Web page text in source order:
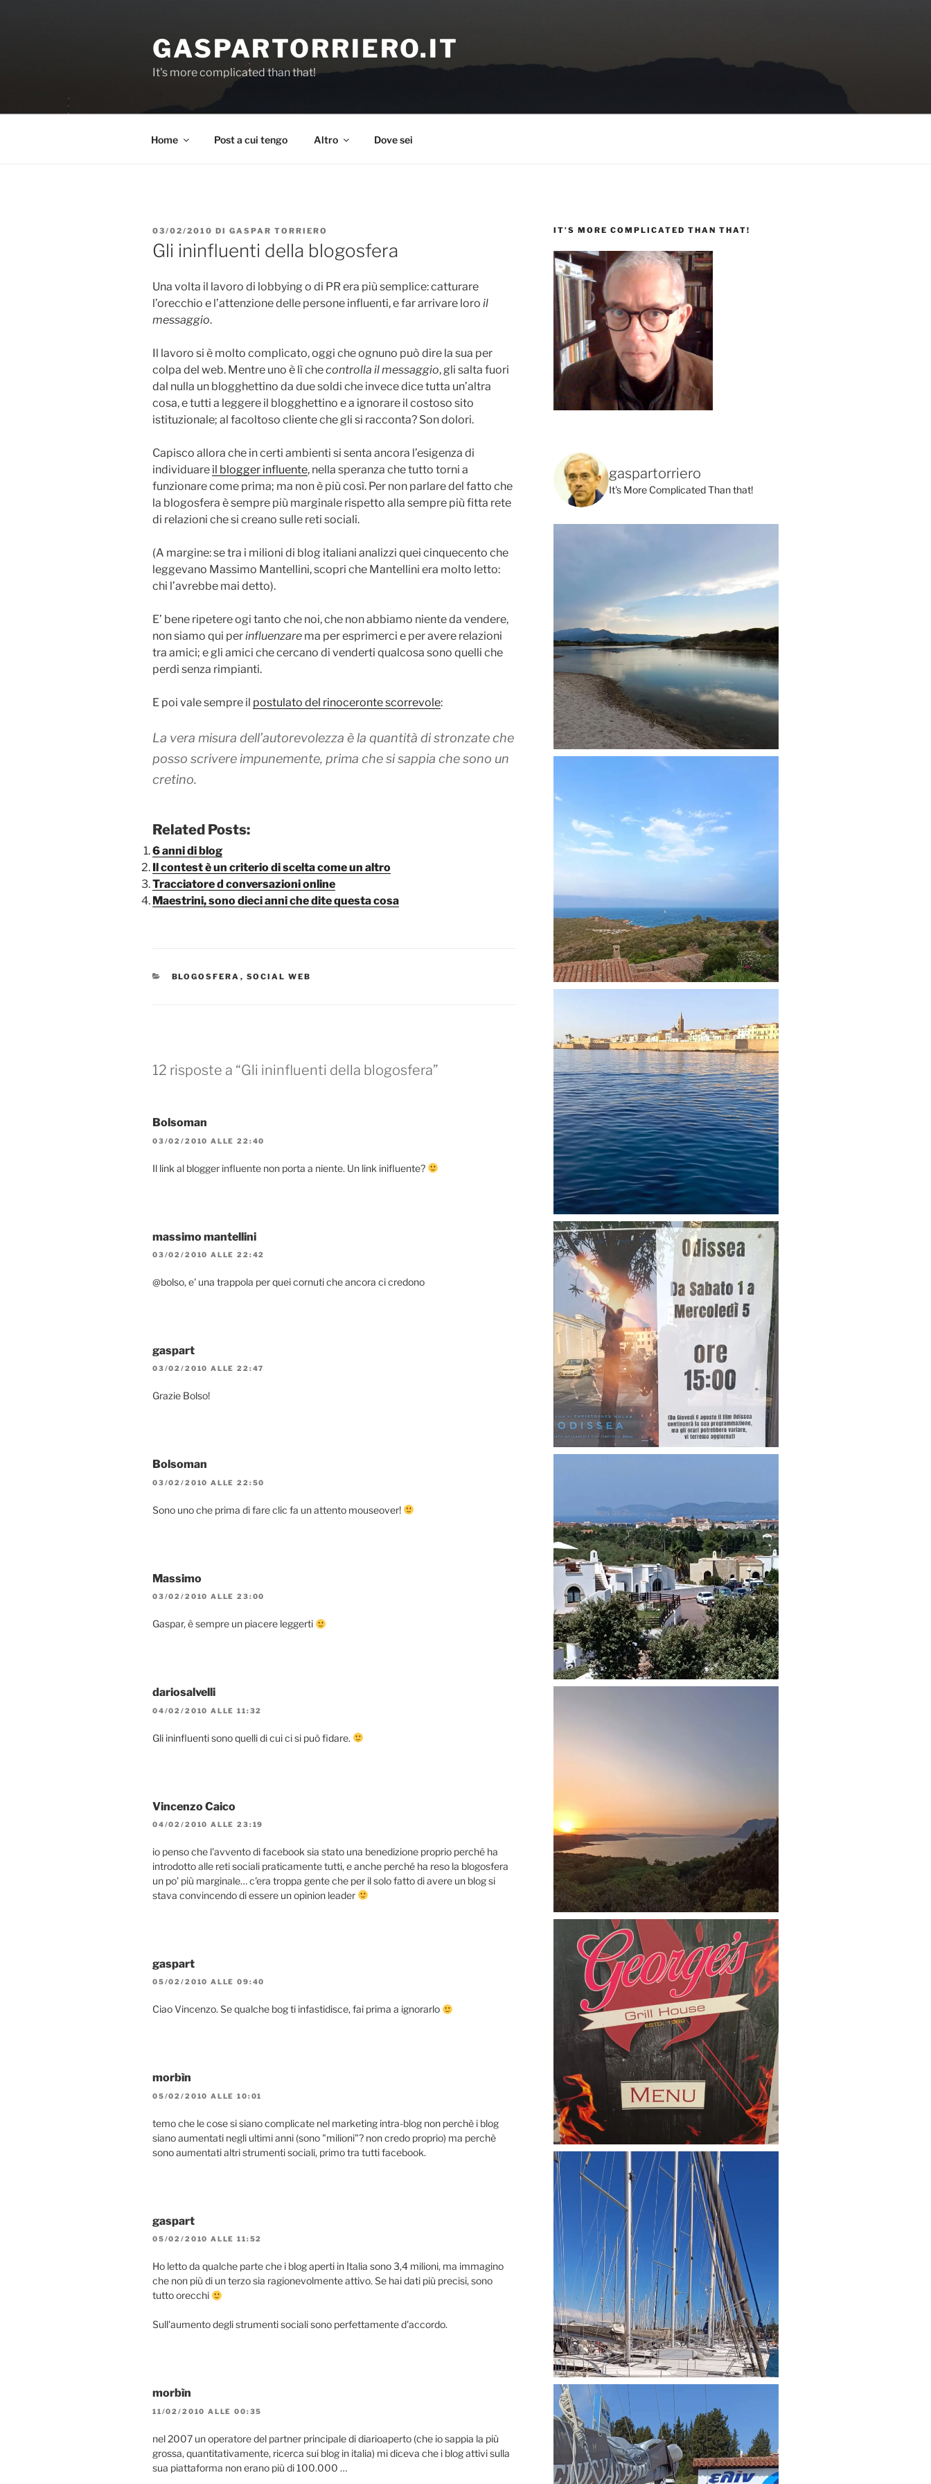
GASPARTORRIERO.IT
It's more complicated than that!
Home Post a cui tengo Altro Dove sei
PUBBLICATO
IL
03/02/2010 DI GASPAR TORRIERO
Gli ininfluenti della blogosfera
Una volta il lavoro di lobbying o di PR era più semplice: catturare
l’orecchio e l’attenzione delle persone influenti, e far arrivare loro il
messaggio.
Il lavoro si è molto complicato, oggi che ognuno può dire la sua per
colpa del web. Mentre uno è lì checontrolla il messaggio, gli salta fuori
dal nulla un blogghettino da due soldi che invece dice tutta un’altra
cosa, e tutti a leggere il blogghettino e a ignorare il costoso sito
istituzionale; al facoltoso cliente che gli si racconta? Son dolori.
Capisco allora che in certi ambienti si senta ancora l’esigenza di
individuare il blogger influente, nella speranza che tutto torni a
funzionare come prima; ma non è più così. Per non parlare del fatto che
la blogosfera è sempre più marginale rispetto alla sempre più fitta rete
di relazioni che si creano sulle reti sociali.
(A margine: se tra i milioni di blog italiani analizzi quei cinquecento che
leggevano Massimo Mantellini, scopri che Mantellini era molto letto:
chi l’avrebbe mai detto).
E’ bene ripetere ogi tanto che noi, che non abbiamo niente da vendere,
non siamo qui perinfluenzare ma per esprimerci e per avere relazioni
tra amici; e gli amici che cercano di venderti qualcosa sono quelli che
perdi senza rimpianti.
E poi vale sempre il postulato del rinoceronte scorrevole:
La vera misura dell’autorevolezza è la quantità di stronzate che
posso scrivere impunemente, prima che si sappia che sono un
cretino.
Related Posts:
6 anni di blog
Il contest è un criterio di scelta come un altro
Tracciatore d conversazioni online
Maestrini, sono dieci anni che dite questa cosa
CATEGORIE
BLOGOSFERA , SOCIAL WEB
12 risposte a “Gli ininfluenti della blogosfera”
Bolsoman
03/02/2010 ALLE 22:40
Il link al blogger influente non porta a niente. Un link inifluente?
massimo mantellini
03/02/2010 ALLE 22:42
@bolso, e' una trappola per quei cornuti che ancora ci credono
gaspart
03/02/2010 ALLE 22:47
Grazie Bolso!
Bolsoman
03/02/2010 ALLE 22:50
Sono uno che prima di fare clic fa un attento mouseover!
Massimo
03/02/2010 ALLE 23:00
Gaspar, è sempre un piacere leggerti
dariosalvelli
04/02/2010 ALLE 11:32
Gli ininfluenti sono quelli di cui ci si può fidare.
Vincenzo Caico
04/02/2010 ALLE 23:19
io penso che l'avvento di facebook sia stato una benedizione proprio perché ha
introdotto alle reti sociali praticamente tutti, e anche perché ha reso la blogosfera
un po' più marginale… c'era troppa gente che per il solo fatto di avere un blog si
stava convincendo di essere un opinion leader
gaspart
05/02/2010 ALLE 09:40
Ciao Vincenzo. Se qualche bog ti infastidisce, fai prima a ignorarlo
morbìn
05/02/2010 ALLE 10:01
temo che le cose si siano complicate nel marketing intra-blog non perchè i blog
siano aumentati negli ultimi anni (sono "milioni"? non credo proprio) ma perchè
sono aumentati altri strumenti sociali, primo tra tutti facebook.
gaspart
05/02/2010 ALLE 11:52
Ho letto da qualche parte che i blog aperti in Italia sono 3,4 milioni, ma immagino
che non più di un terzo sia ragionevolmente attivo. Se hai dati più precisi, sono
tutto orecchi
Sull'aumento degli strumenti sociali sono perfettamente d'accordo.
morbìn
11/02/2010 ALLE 00:35
nel 2007 un operatore del partner principale di diarioaperto (che io sappia la più
grossa, quantitativamente, ricerca sui blog in italia) mi diceva che i blog attivi sulla
sua piattaforma non erano più di 100.000 …
IT’S MORE COMPLICATED THAN THAT!
gaspartorriero
It's More Complicated Than that!